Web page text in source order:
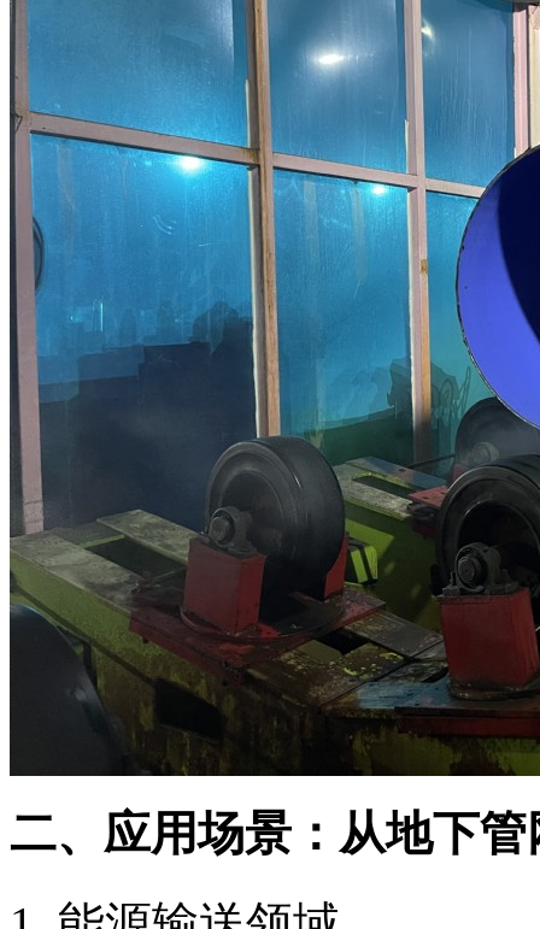
二、应用场景：从地下